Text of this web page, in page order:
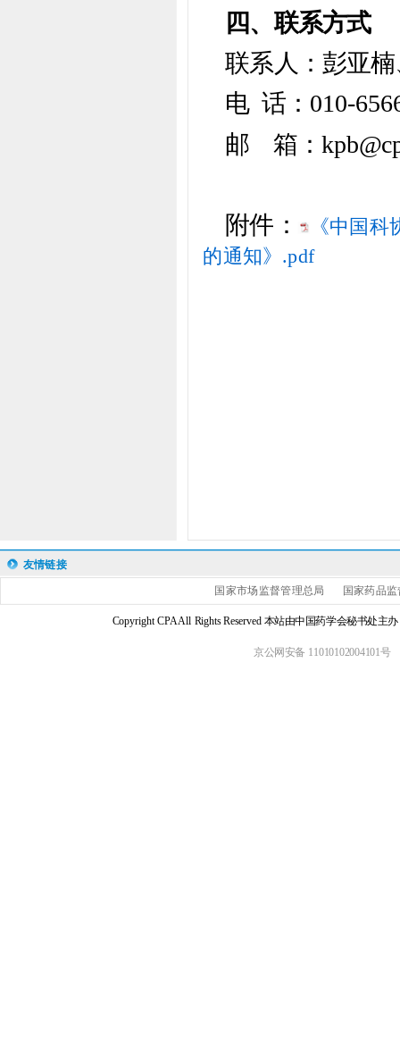
四、联系方式
联系人：彭亚
电 话：010-
邮 箱：
附件：
《中国
的通知》.pdf
友情链接
国家市场监督管理总局 国家药品
Copyright CPA All Rights Reserved 本站由中国药学会秘书处主
京公网安备 11010102004101号